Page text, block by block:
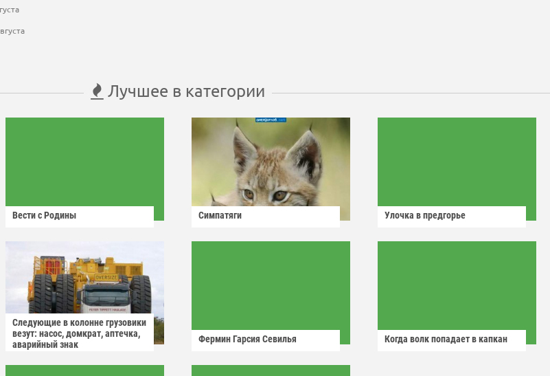
Лучшее в категории
Вести с Родины Симпатяги Улочка в предгорье
Следующие в колонне грузовики
везут: насос, домкрат, аптечка,
аварийный знак
Фермин Гарсия Севилья Когда волк попадает в капкан